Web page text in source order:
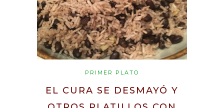
PRIMER PLATO
EL CURA SE DESMAYÓ Y